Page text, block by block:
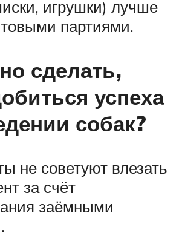
игрушки) лучше
партиями.
сделать,
успеха
собак?
не советуют влезать
за счёт
заёмными